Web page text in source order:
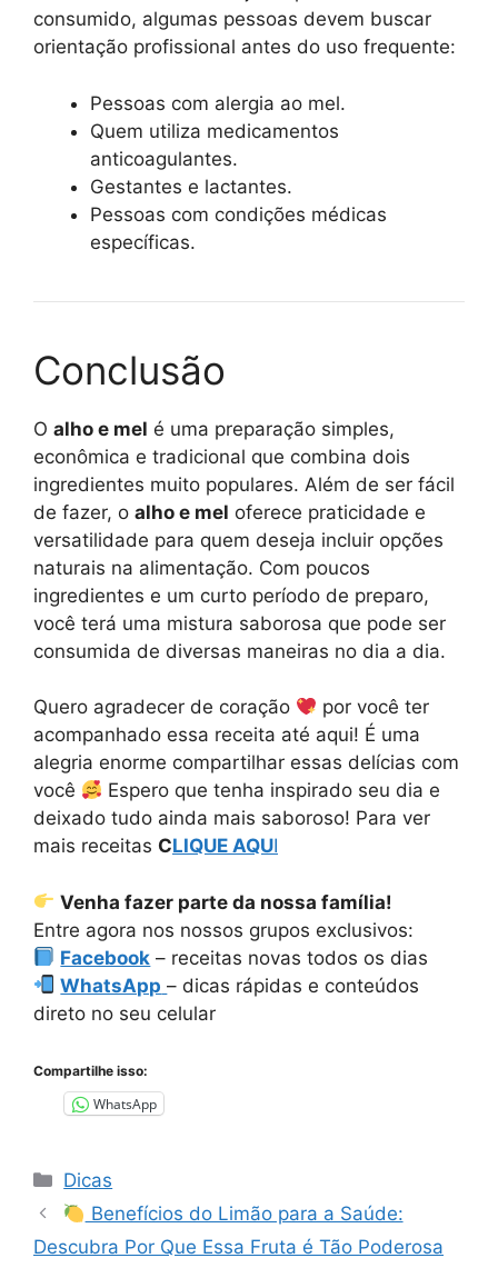
consumido, algumas pessoas devem buscar
orientação profissional antes do uso frequente:
Pessoas com alergia ao mel.
Quem utiliza medicamentos
anticoagulantes.
Gestantes e lactantes.
Pessoas com condições médicas
específicas.
Conclusão
O alho e mel é uma preparação simples,
econômica e tradicional que combina dois
ingredientes muito populares. Além de ser fácil
de fazer, o alho e mel oferece praticidade e
versatilidade para quem deseja incluir opções
naturais na alimentação. Com poucos
ingredientes e um curto período de preparo,
você terá uma mistura saborosa que pode ser
consumida de diversas maneiras no dia a dia.
Quero agradecer de coração
por você ter
acompanhado essa receita até aqui! É uma
alegria enorme compartilhar essas delícias com
você
Espero que tenha inspirado seu dia e
deixado tudo ainda mais saboroso! Para ver
mais receitas CLIQUE AQUI
Venha fazer parte da nossa família!
Entre agora nos nossos grupos exclusivos:
Facebook – receitas novas todos os dias
WhatsApp – dicas rápidas e conteúdos
direto no seu celular
Compartilhe isso:
WhatsApp
Categorias
Dicas
Benefícios do Limão para a Saúde:
Descubra Por Que Essa Fruta é Tão Poderosa